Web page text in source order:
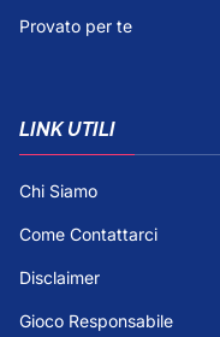
Provato per te
LINK UTILI
Chi Siamo
Come Contattarci
Disclaimer
Gioco Responsabile